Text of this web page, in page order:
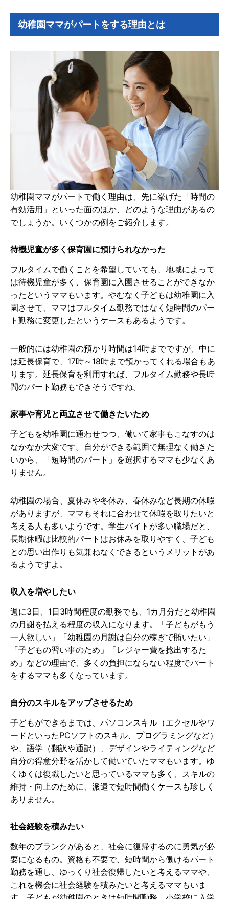
幼稚園ママがパートをする理由とは
幼稚園ママがパートで働く理由は、先に挙げた「時間の
有効活用」といった面のほか、どのような理由があるの
でしょうか。いくつかの例をご紹介します。
待機児童が多く保育園に預けられなかった
フルタイムで働くことを希望していても、地域によって
は待機児童が多く、保育園に入園させることができなか
ったというママもいます。やむなく子どもは幼稚園に入
園させて、ママはフルタイム勤務ではなく短時間のパー
ト勤務に変更したというケースもあるようです。
一般的には幼稚園の預かり時間は14時までですが、中に
は延長保育で、17時～18時まで預かってくれる場合もあ
ります。延長保育を利用すれば、フルタイム勤務や長時
間のパート勤務もできそうですね。
家事や育児と両立させて働きたいため
子どもを幼稚園に通わせつつ、働いて家事もこなすのは
なかなか大変です。自分ができる範囲で無理なく働きた
いから、「短時間のパート」を選択するママも少なくあ
りません。
幼稚園の場合、夏休みや冬休み、春休みなど長期の休暇
がありますが、ママもそれに合わせて休暇を取りたいと
考える人も多いようです。学生バイトが多い職場だと、
長期休暇は比較的パートはお休みを取りやすく、子ども
との思い出作りも気兼ねなくできるというメリットがあ
るようですよ。
収入を増やしたい
週に3日、1日3時間程度の勤務でも、1カ月分だと幼稚園
の月謝を払える程度の収入になります。「子どもがもう
一人欲しい」「幼稚園の月謝は自分の稼ぎで賄いたい」
「子どもの習い事のため」「レジャー費を捻出するた
め」などの理由で、多くの負担にならない程度でパート
をするママも多くなっています。
自分のスキルをアップさせるため
子どもができるまでは、パソコンスキル（エクセルやワ
ードといったPCソフトのスキル、プログラミングなど）
や、語学（翻訳や通訳）、デザインやライティングなど
自分の得意分野を活かして働いていたママもいます。ゆ
くゆくは復職したいと思っているママも多く、スキルの
維持・向上のために、派遣で短時間働くケースも珍しく
ありません。
社会経験を積みたい
数年のブランクがあると、社会に復帰するのに勇気が必
要になるもの。資格も不要で、短時間から働けるパート
勤務を通し、ゆっくり社会復帰したいと考えるママや、
これを機会に社会経験を積みたいと考えるママもいま